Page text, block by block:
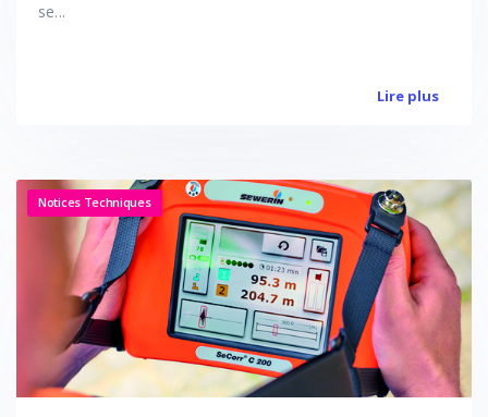
se...
Lire plus
Notices Techniques